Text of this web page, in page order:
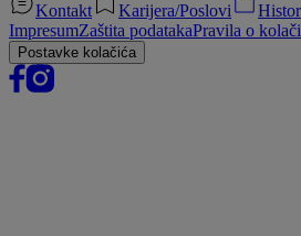
Kontakt Karijera/Poslovi
ImpresumZaštita podatakaPravila o
Postavke kolačića